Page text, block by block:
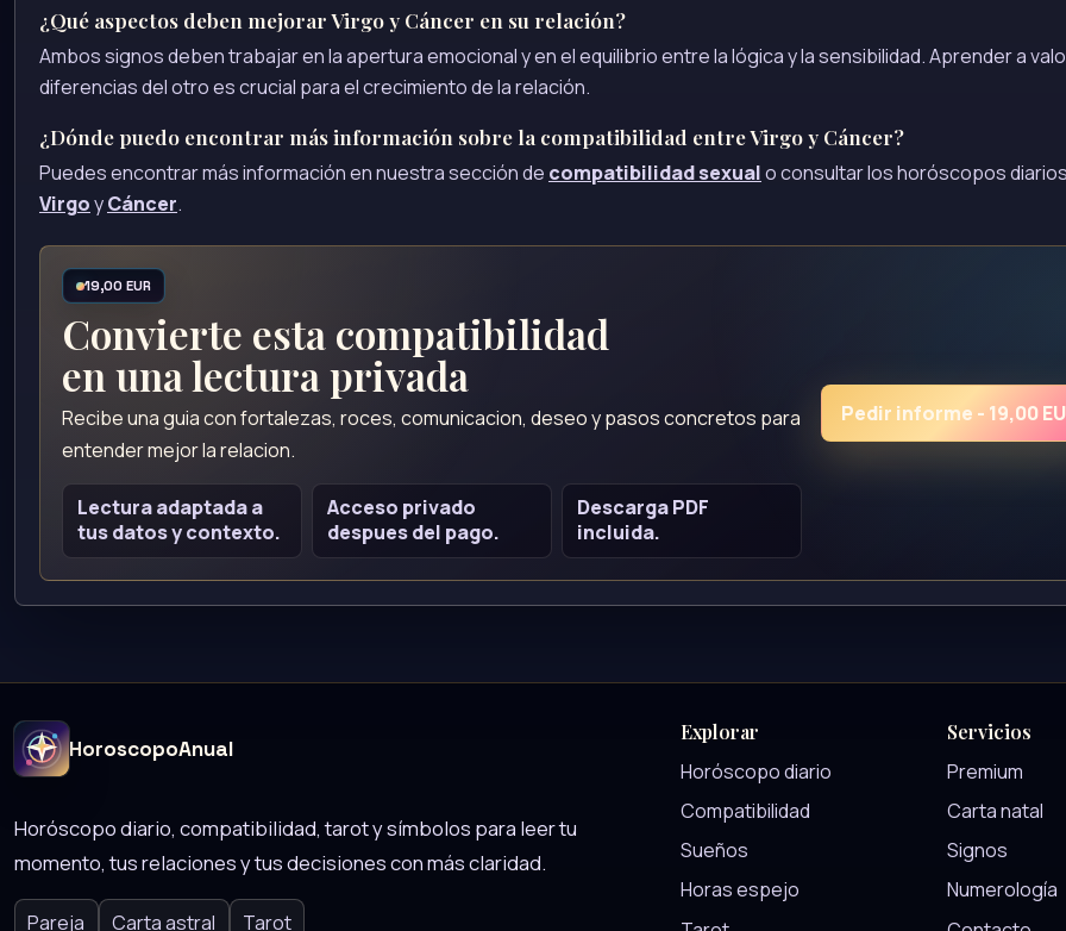
¿Qué aspectos deben mejorar Virgo y Cáncer en su relación?
Ambos signos deben trabajar en la apertura emocional y en el equilibrio entre la lógica y la sensibilidad. Aprender a
diferencias del otro es crucial para el crecimiento de la relación.
¿Dónde puedo encontrar más información sobre la compatibilidad entre Virgo y Cáncer?
Puedes encontrar más información en nuestra sección de compatibilidad sexualo consultar los horóscopos
VirgoyCáncer.
19,00 EUR
Convierte esta compatibilidad
en una lectura privada
Recibe una guia con fortalezas, roces, comunicacion, deseo y pasos concretos para
entender mejor la relacion.
Lectura adaptada a
tus datos y contexto.
Acceso privado
despues del pago.
Descarga PDF
incluida.
Pedir informe - 19,00
HoroscopoAnual
Horóscopo diario, compatibilidad, tarot y símbolos para leer tu
momento, tus relaciones y tus decisiones con más claridad.
Pareja Carta astral Tarot
Explorar
Horóscopo diario
Compatibilidad
Sueños
Horas espejo
Servicios
Premium
Carta natal
Signos
Numerología